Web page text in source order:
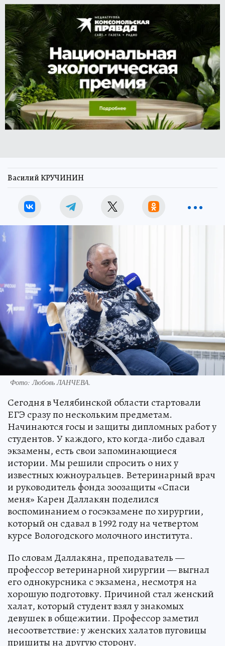
Василий КРУЧИНИН
Фото:Любовь ЛАНЧЕВА.
Сегодня в Челябинской области стартовали
ЕГЭ сразу по нескольким предметам.
Начинаются госы и защиты дипломных работ у
студентов. У каждого, кто когда-либо сдавал
экзамены, есть свои запоминающиеся
истории. Мы решили спросить о них у
известных южноуральцев. Ветеринарный врач
и руководитель фонда зоозащиты «Спаси
меня» Карен Даллакян поделился
воспоминанием о госэкзамене по хирургии,
который он сдавал в 1992 году на четвертом
курсе Вологодского молочного института.
По словам Даллакяна, преподаватель —
профессор ветеринарной хирургии — выгнал
его однокурсника с экзамена, несмотря на
хорошую подготовку. Причиной стал женский
халат, который студент взял у знакомых
девушек в общежитии. Профессор заметил
несоответствие: у женских халатов пуговицы
пришиты на другую сторону.